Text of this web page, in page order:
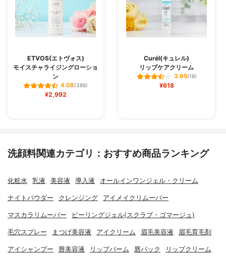
ETVOS(エトヴォス)
モイスチャライジングローショ
ン
4.08(386)
¥2,992
Curél(キュレル)
リップケアクリーム
3.95(18)
¥618
洗顔料関連カテゴリ：おすすめ商品ランキング
化粧水 乳液 美容液 導入液 オールインワンジェル・クリーム
ナイトパウダー クレンジング アイメイクリムーバー
マスカラリムーバー ピーリングジェル(スクラブ・ゴマージュ)
毛穴スプレー まつげ美容液 アイクリーム 眉毛美容液 眉毛育毛剤
アイシャンプー 唇美容液 リップバーム 唇パック リップクリーム